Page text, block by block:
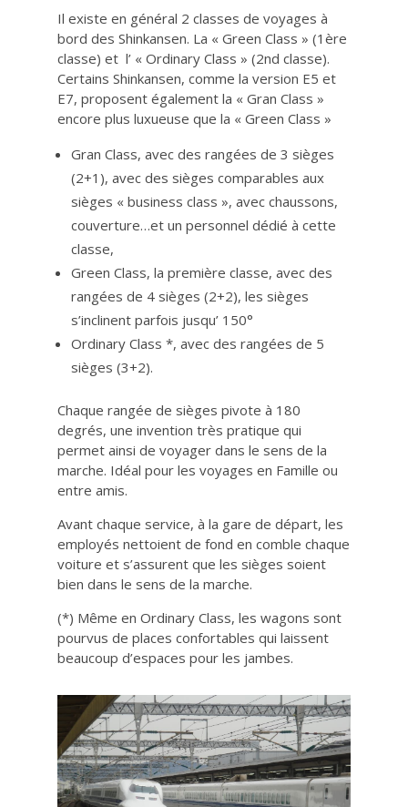
Il existe en général 2 classes de voyages à
bord des Shinkansen. La « Green Class » (1ère
classe) et l’ « Ordinary Class » (2nd classe).
Certains Shinkansen, comme la version E5 et
E7, proposent également la « Gran Class »
encore plus luxueuse que la « Green Class »
Gran Class, avec des rangées de 3 sièges
(2+1), avec des sièges comparables aux
sièges « business class », avec chaussons,
couverture…et un personnel dédié à cette
classe,
Green Class, la première classe, avec des
rangées de 4 sièges (2+2), les sièges
s’inclinent parfois jusqu’ 150°
Ordinary Class *, avec des rangées de 5
sièges (3+2).
Chaque rangée de sièges pivote à 180
degrés, une invention très pratique qui
permet ainsi de voyager dans le sens de la
marche. Idéal pour les voyages en Famille ou
entre amis.
Avant chaque service, à la gare de départ, les
employés nettoient de fond en comble chaque
voiture et s’assurent que les sièges soient
bien dans le sens de la marche.
(*) Même en Ordinary Class, les wagons sont
pourvus de places confortables qui laissent
beaucoup d’espaces pour les jambes.